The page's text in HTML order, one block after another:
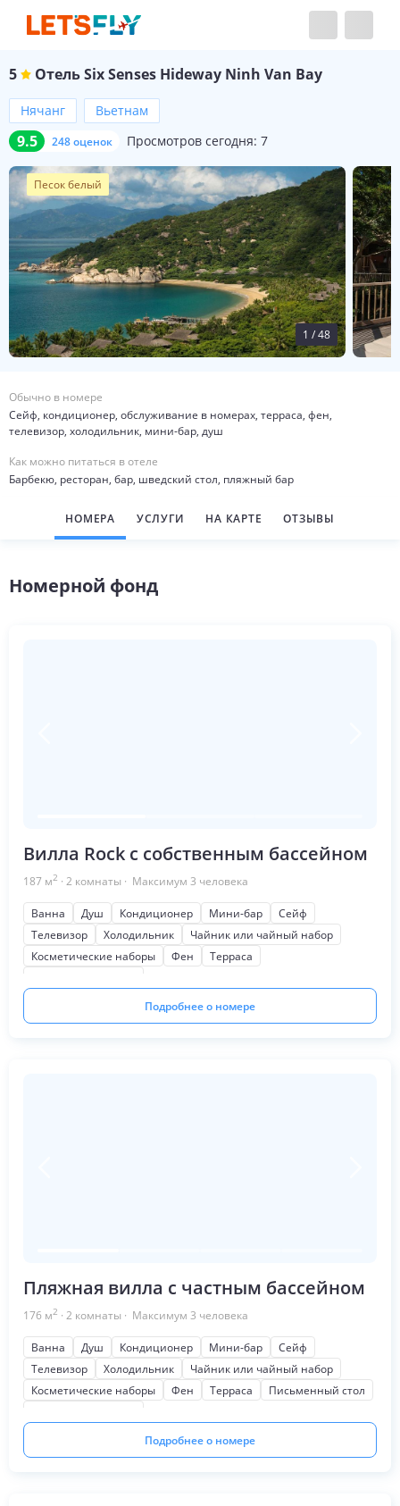
5 ОтельSix Senses Hideway Ninh Van Bay
Нячанг Вьетнам
9.5 248 оценок Просмотров сегодня: 7
Песок белый
1 /48
Обычно в номере
Сейф, кондиционер, обслуживание в номерах, терраса, фен,
телевизор, холодильник, мини-бар, душ
Как можно питаться в отеле
Барбекю, ресторан, бар, шведский стол, пляжный бар
НОМЕРА УСЛУГИ НА КАРТЕ ОТЗЫВЫ
Номерной фонд
Вилла Rock с собственным бассейном
187 м2 · 2 комнаты · Максимум 3 человека
Ванна Душ Кондиционер Мини-бар
Сейф
Телевизор
Холодильник
Чайник или чайный набор
Косметические наборы
Фен
Терраса
Подробнее о номере
Пляжная вилла с частным бассейном
176 м2 · 2 комнаты · Максимум 3 человека
Ванна Душ Кондиционер Мини-бар
Сейф
Телевизор
Холодильник
Чайник или чайный набор
Косметические наборы
Фен Терраса
Письменный стол
Подробнее о номере